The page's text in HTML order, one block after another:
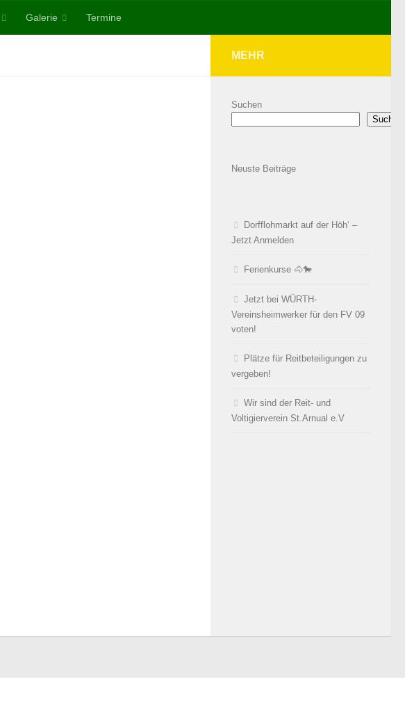
Galerie Termine
MEHR
Suchen
Suchen
Neuste Beiträge
Dorfflohmarkt auf der Höh‘ –
Jetzt Anmelden
Ferienkurse 🐴🐎
Jetzt bei WÜRTH-
Vereinsheimwerker für den FV 09
voten!
Plätze für Reitbeteiligungen zu
vergeben!
Wir sind der Reit- und
Voltigierverein St.Arnual e.V